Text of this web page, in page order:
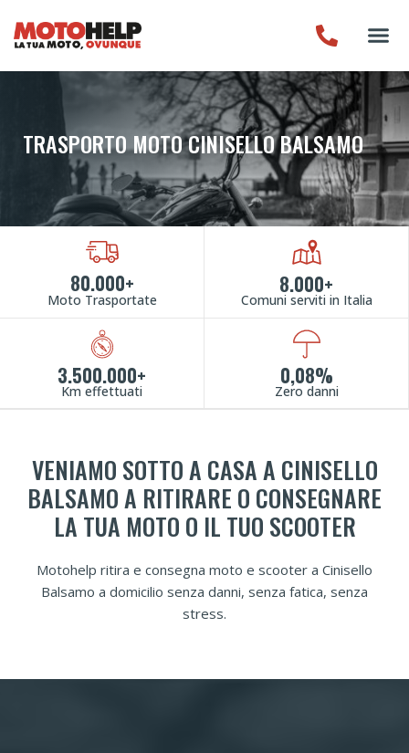
TRASPORTO MOTO CINISELLO BALSAMO
80.000+
Moto Trasportate
8.000+
Comuni serviti in Italia
3.500.000+
Km effettuati
0,08%
Zero danni
VENIAMO SOTTO A CASA A CINISELLO
BALSAMO A RITIRARE O CONSEGNARE
LA TUA MOTO O IL TUO SCOOTER
Motohelp ritira e consegna moto e scooter a Cinisello
Balsamo a domicilio senza danni, senza fatica, senza
stress.